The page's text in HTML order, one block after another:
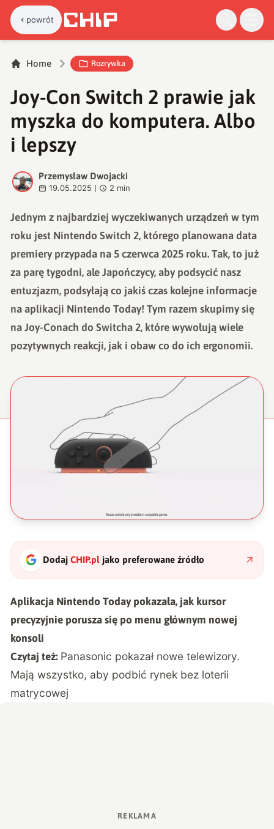
powrót
Home Rozrywka
Joy-Con Switch 2 prawie jak
myszka do komputera. Albo
i lepszy
P
Przemysław Dwojacki
19.05.2025 2 min
Jednym z najbardziej wyczekiwanych urządzeń w tym
roku jest Nintendo Switch 2, którego planowana data
premiery przypada na 5 czerwca 2025 roku. Tak, to już
za parę tygodni, ale Japończycy, aby podsycić nasz
entuzjazm, podsyłają co jakiś czas kolejne informacje
na aplikacji Nintendo Today! Tym razem skupimy się
na Joy-Conach do Switcha 2, które wywołują wiele
pozytywnych reakcji, jak i obaw co do ich ergonomii.
DodajCHIP.pl jako preferowane źródło
Aplikacja Nintendo Today pokazała, jak kursor
precyzyjnie porusza się po menu głównym nowej
konsoli
Czytaj też: Panasonic pokazał nowe telewizory.
Mają wszystko, aby podbić rynek bez loterii
matrycowej